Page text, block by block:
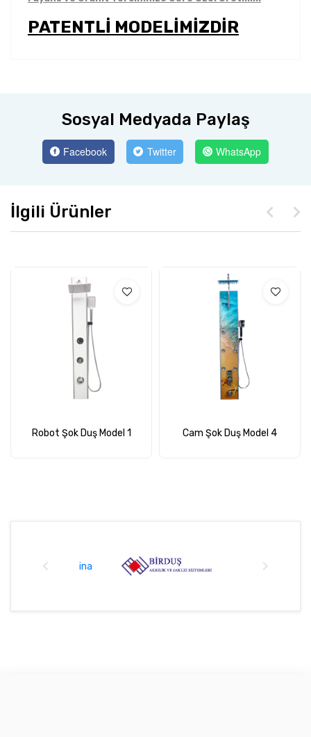
PATENTLİ MODELİMİZDİR
Sosyal Medyada Paylaş
Facebook Twitter WhatsApp
İlgili Ürünler
Robot Şok Duş Model 1 Cam Şok Duş Model 4